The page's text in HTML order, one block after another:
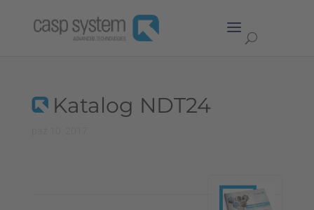
Katalog NDT24